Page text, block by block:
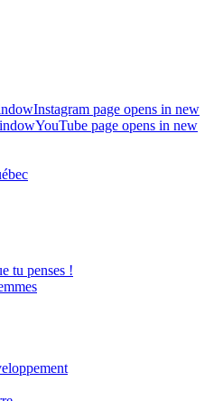
Instagram page opens in new
YouTube page opens in new
tu penses !